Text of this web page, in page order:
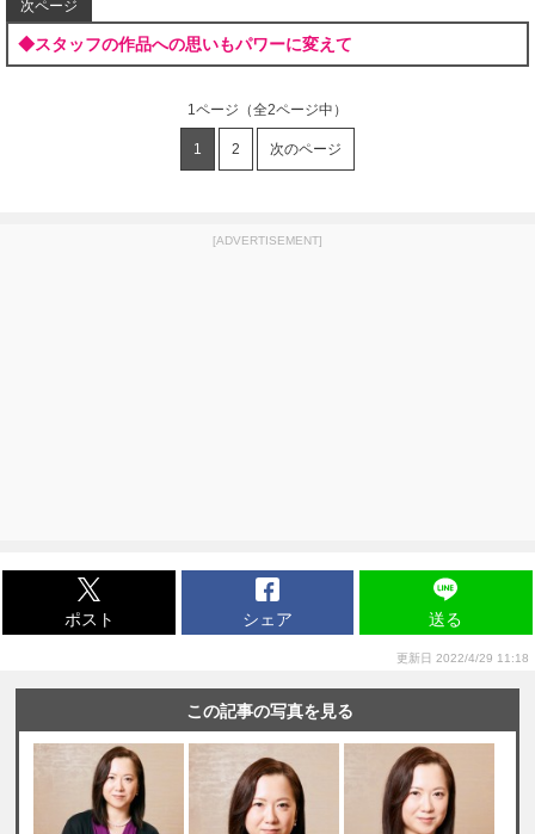
次ページ
◆スタッフの作品への思いもパワーに変えて
1ページ （全2ページ中）
1 2 次のページ
[ADVERTISEMENT]
ポスト シェア 送る
更新日 2022/4/29 11:18
この記事の写真を見る